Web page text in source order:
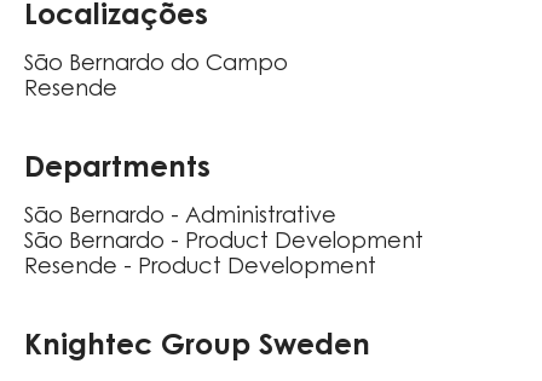
Localizações
São Bernardo do Campo
Resende
Departments
São Bernardo - Administrative
São Bernardo - Product Development
Resende - Product Development
Knightec Group Sweden